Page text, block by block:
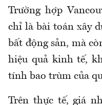
Trường hợp
chỉ là bài toán xây
bất động sản, mà
hiệu quả kinh tế,
tính bao trùm của
Trên thực tế, giá